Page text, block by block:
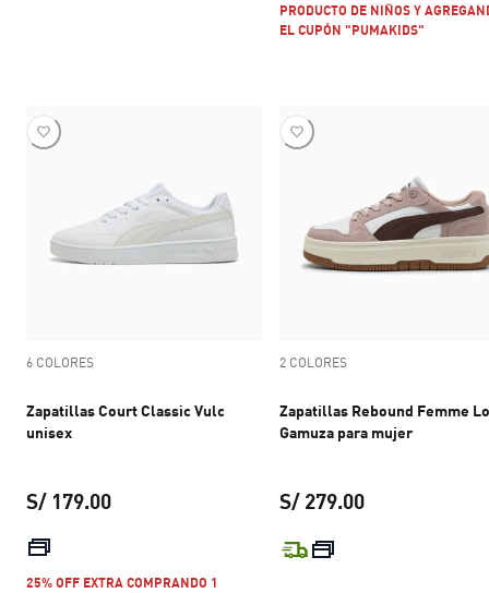
PRODUCTO DE NIÑOS Y
EL CUPÓN "PUMAKIDS"
6 COLORES
Zapatillas Court Classic Vulc
unisex
S/ 179.00
precio actual S/ 179.00
25% OFF EXTRA COMPRANDO 1
2 COLORES
Zapatillas Rebound Femme
Gamuza para mujer
S/ 279.00